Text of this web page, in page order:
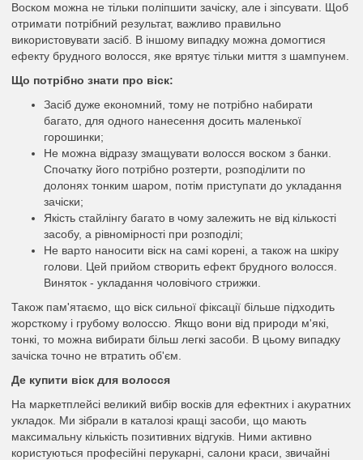
Воском можна не тільки поліпшити зачіску, але і зіпсувати. Щоб
отримати потрібний результат, важливо правильно
використовувати засіб. В іншому випадку можна домогтися
ефекту брудного волосся, яке врятує тільки миття з шампунем.
Що потрібно знати про віск:
Засіб дуже економний, тому не потрібно набирати
багато, для одного нанесення досить маленької
горошинки;
Не можна відразу змащувати волосся воском з банки.
Спочатку його потрібно розтерти, розподілити по
долонях тонким шаром, потім приступати до укладання
зачіски;
Якість стайлінгу багато в чому залежить не від кількості
засобу, а рівномірності при розподілі;
Не варто наносити віск на самі корені, а також на шкіру
голови. Цей прийом створить ефект брудного волосся.
Виняток - укладання чоловічого стрижки.
Також пам'ятаємо, що віск сильної фіксації більше підходить
жорсткому і грубому волоссю. Якщо вони від природи м'які,
тонкі, то можна вибирати більш легкі засоби. В цьому випадку
зачіска точно не втратить об'єм.
Де купити віск для волосся
На маркетплейсі великий вибір восків для ефектних і акуратних
укладок. Ми зібрали в каталозі кращі засоби, що мають
максимальну кількість позитивних відгуків. Ними активно
користуються професійні перукарні, салони краси, звичайні